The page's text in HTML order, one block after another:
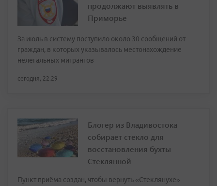
продолжают выявлять в
Приморье
За июль в систему поступило около 30 сообщений от
граждан, в которых указывалось местонахождение
нелегальных мигрантов
сегодня, 22:29
Блогер из Владивостока
собирает стекло для
восстановления бухты
Стеклянной
Пункт приёма создан, чтобы вернуть «Стеклянухе»